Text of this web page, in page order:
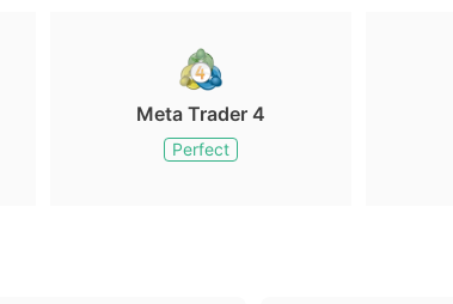
Meta Trader 4
Perfect